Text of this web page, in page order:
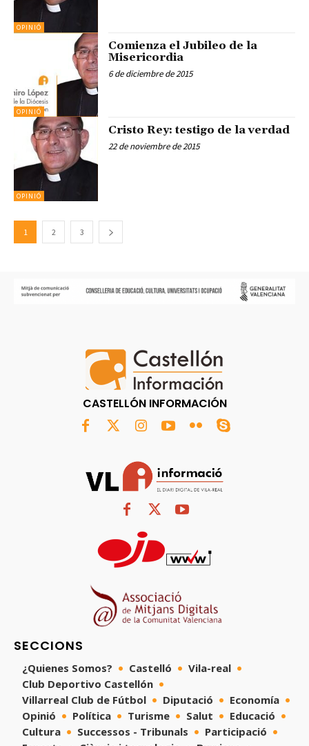
OPINIÓ
OPINIÓ
Comienza el Jubileo de la
Misericordia
6 de diciembre de 2015
OPINIÓ
Cristo Rey: testigo de la verdad
22 de noviembre de 2015
1 2 3
CASTELLÓN INFORMACIÓN
SECCIONS
¿Quienes Somos? Castelló
Vila-real
Club Deportivo Castellón
Villarreal Club de Fútbol
Diputació
Economía
Opinió
Política Turisme Salut
Educació
Cultura
Successos - Tribunals
Participació